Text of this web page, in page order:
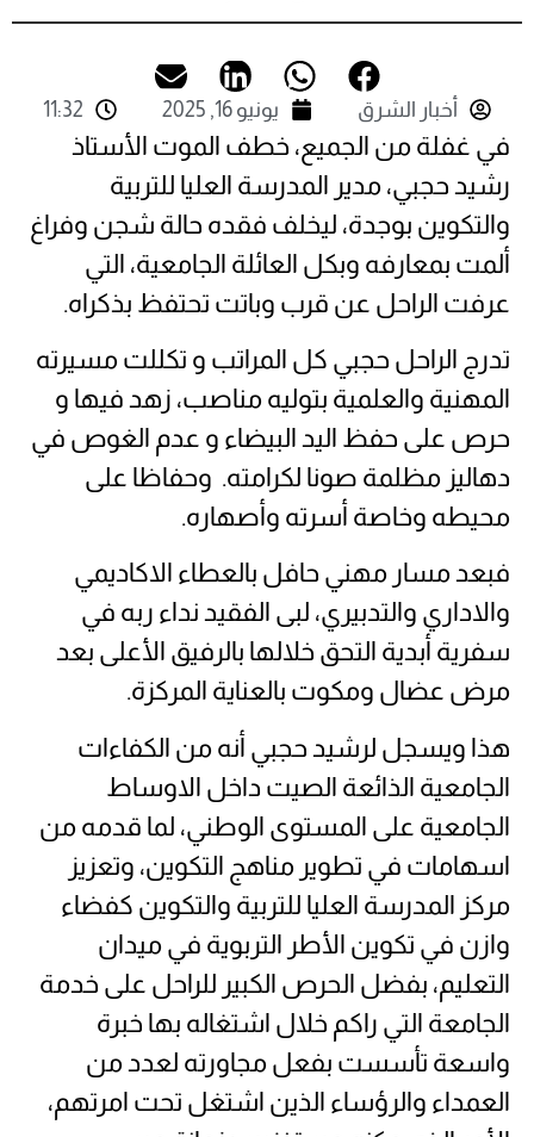
أخبار الشرق يونيو 16, 2025 11:32
في غفلة من الجميع، خطف الموت الأستاذ
رشيد حجبي، مدير المدرسة العليا للتربية
والتكوين بوجدة، ليخلف فقده حالة شجن وفراغ
ألمت بمعارفه وبكل العائلة الجامعية، التي
عرفت الراحل عن قرب وباتت تحتفظ بذكراه.
تدرج الراحل حجبي كل المراتب و تكللت مسيرته
المهنية والعلمية بتوليه مناصب، زهد فيها و
حرص على حفظ اليد البيضاء و عدم الغوص في
دهاليز مظلمة صونا لكرامته. وحفاظا على
محيطه وخاصة أسرته وأصهاره.
فبعد مسار مهني حافل بالعطاء الاكاديمي
والاداري والتدبيري، لبى الفقيد نداء ربه في
سفرية أبدية التحق خلالها بالرفيق الأعلى بعد
مرض عضال ومكوت بالعناية المركزة.
هذا ويسجل لرشيد حجبي أنه من الكفاءات
الجامعية الذائعة الصيت داخل الاوساط
الجامعية على المستوى الوطني، لما قدمه من
اسهامات في تطوير مناهج التكوين، وتعزيز
مركز المدرسة العليا للتربية والتكوين كفضاء
وازن في تكوين الأطر التربوية في ميدان
التعليم، بفضل الحرص الكبير للراحل على خدمة
الجامعة التي راكم خلال اشتغاله بها خبرة
واسعة تأسست بفعل مجاورته لعدد من
العمداء والرؤساء الذين اشتغل تحت امرتهم،